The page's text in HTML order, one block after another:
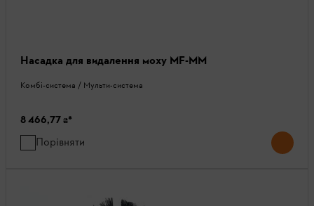
Насадка для видалення моху MF-MM
Комбі-система / Мульти-система
8 466,77 ₴*
Порівняти